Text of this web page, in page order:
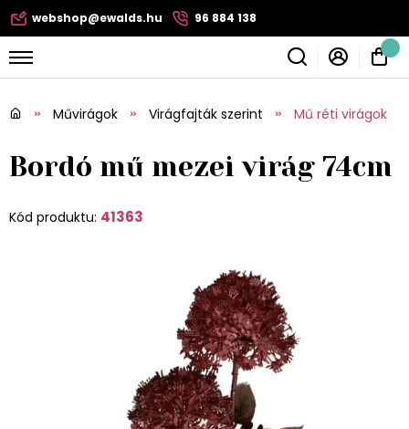
webshop@ewalds.hu 96 884 138
Művirágok Virágfajták szerint Mű réti virágok
Bordó mű mezei virág 74cm
Kód produktu: 41363